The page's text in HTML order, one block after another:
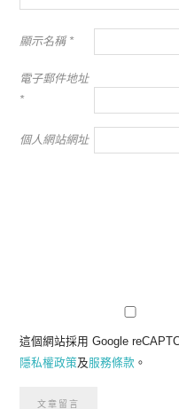
顯示名稱 *
電子郵件地址
*
個人網站網址
這個網站採用 Google
隱私權政策及服務條款 。